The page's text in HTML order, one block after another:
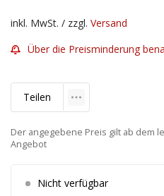
inkl. MwSt. / zzgl. Versand
Über die Preisminderung
Teilen
Der angegebene Preis gilt ab dem
Angebot
Nicht verfügbar